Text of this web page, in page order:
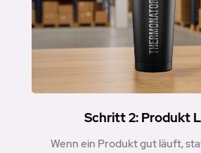
Schritt 2: Produkt
Wenn ein Produkt gut läuft,